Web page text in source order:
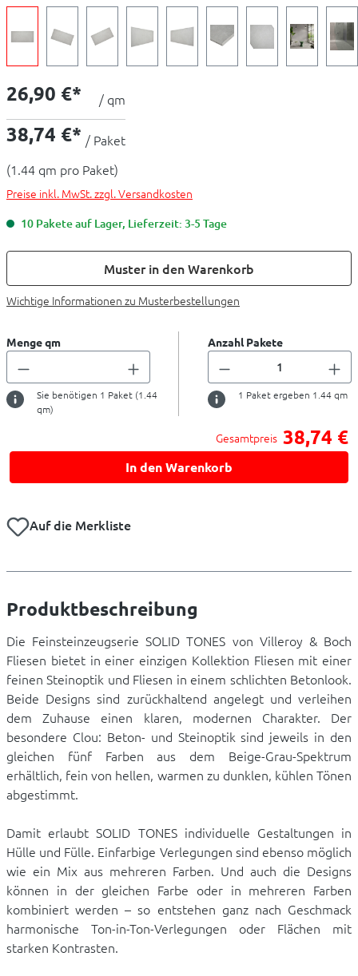
26,90 €* / qm
38,74 €* / Paket
(1.44 qm pro Paket)
Preise inkl. MwSt. zzgl. Versandkosten
10 Pakete auf Lager, Lieferzeit: 3-5 Tage
Muster in den Warenkorb
Wichtige Informationen zu Musterbestellungen
Menge qm
Sie benötigen 1 Paket (1.44
qm)
Anzahl Pakete
1 Paket ergeben 1.44qm
Gesamtpreis 38,74 €
In den Warenkorb
Auf die Merkliste
Produktbeschreibung
Die Feinsteinzeugserie SOLID TONES von Villeroy & Boch
Fliesen bietet in einer einzigen Kollektion Fliesen mit einer
feinen Steinoptik und Fliesen in einem schlichten Betonlook.
Beide Designs sind zurückhaltend angelegt und verleihen
dem Zuhause einen klaren, modernen Charakter. Der
besondere Clou: Beton- und Steinoptik sind jeweils in den
gleichen fünf Farben aus dem Beige-Grau-Spektrum
erhältlich, fein von hellen, warmen zu dunklen, kühlen Tönen
abgestimmt.
Damit erlaubt SOLID TONES individuelle Gestaltungen in
Hülle und Fülle. Einfarbige Verlegungen sind ebenso möglich
wie ein Mix aus mehreren Farben. Und auch die Designs
können in der gleichen Farbe oder in mehreren Farben
kombiniert werden – so entstehen ganz nach Geschmack
harmonische Ton-in-Ton-Verlegungen oder Flächen mit
starken Kontrasten.